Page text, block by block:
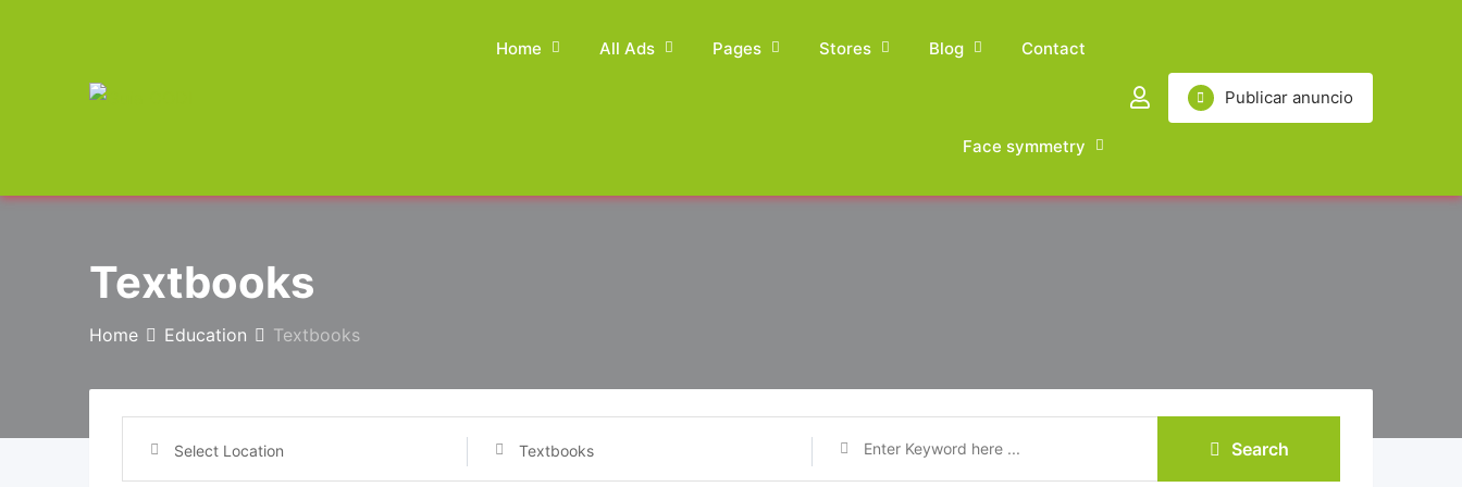
Publicar anuncio
Home All Ads Pages Stores Blog Contact
Face symmetry
Textbooks
Home Education Textbooks
Select Location Textbooks Search